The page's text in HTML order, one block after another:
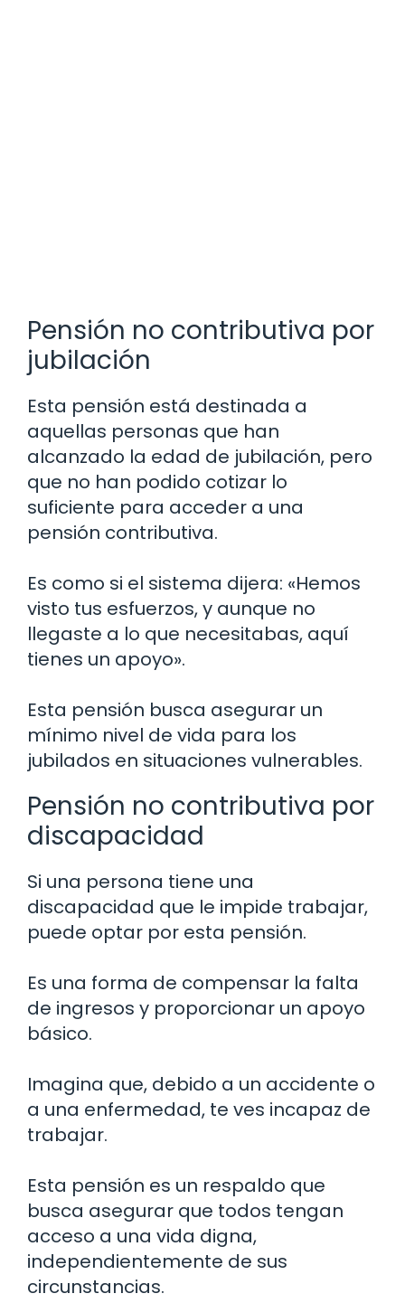
Pensión no contributiva por
jubilación
Esta pensión está destinada a
aquellas personas que han
alcanzado la edad de jubilación, pero
que no han podido cotizar lo
suficiente para acceder a una
pensión contributiva.
Es como si el sistema dijera: «Hemos
visto tus esfuerzos, y aunque no
llegaste a lo que necesitabas, aquí
tienes un apoyo».
Esta pensión busca asegurar un
mínimo nivel de vida para los
jubilados en situaciones vulnerables.
Pensión no contributiva por
discapacidad
Si una persona tiene una
discapacidad que le impide trabajar,
puede optar por esta pensión.
Es una forma de compensar la falta
de ingresos y proporcionar un apoyo
básico.
Imagina que, debido a un accidente o
a una enfermedad, te ves incapaz de
trabajar.
Esta pensión es un respaldo que
busca asegurar que todos tengan
acceso a una vida digna,
independientemente de sus
circunstancias.